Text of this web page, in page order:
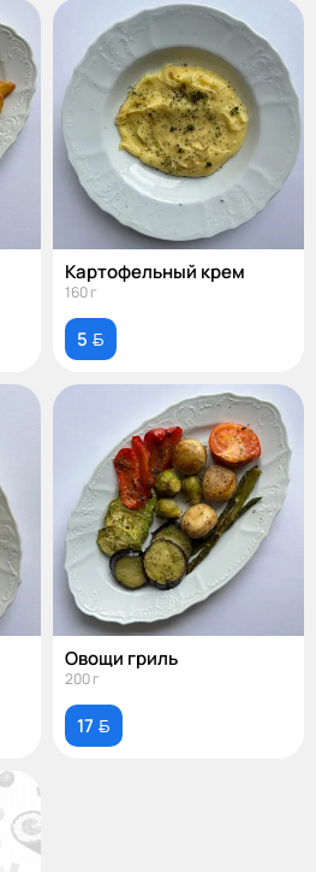
Картофельный крем
160 г
5 
Овощи гриль
200 г
17 